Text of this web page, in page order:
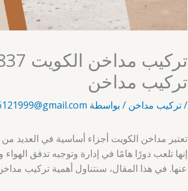
تركيب مداخن
/تركيب مداخن / بواسطة
تعتبر مداخن الكويت أجزاء أساسية في العديد
إنها تلعب دورًا هامًا في إدارة وتوجيه تدفق
عنها. في هذا المقال، سنتناول أهمية تركيب